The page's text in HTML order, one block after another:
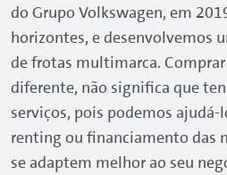
do Grupo Volkswagen, em
horizontes, e desenvolvemos
de frotas multimarca.
diferente, não significa que
serviços, pois podemos ajudá-
renting ou financiamento das
se adaptem melhor ao seu